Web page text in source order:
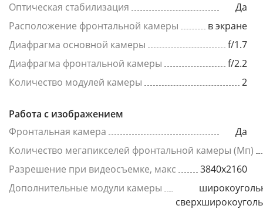
Оптическая стабилизация
Да
Расположение фронтальной камеры
в экране
Диафрагма основной камеры
f/1.7
Диафрагма фронтальной камеры
f/2.2
Количество модулей камеры
2
Работа с изображением
Фронтальная камера
Да
Количество мегапикселей фронтальной камеры (Мп)
Разрешение при видеосъемке, макс
3840x2160
Дополнительные модули камеры